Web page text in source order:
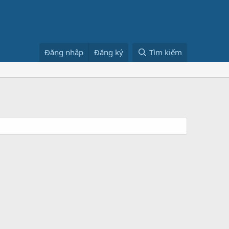
Đăng nhập Đăng ký Tìm kiếm